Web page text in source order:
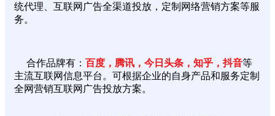
统代理、互联网广告全渠道投放，定制网络营销方案等服
务。
合作品牌有： 百度，腾讯，今日头条，知乎，抖音等
主流互联网信息平台。可根据企业的自身产品和服务定制
全网营销互联网广告投放方案。